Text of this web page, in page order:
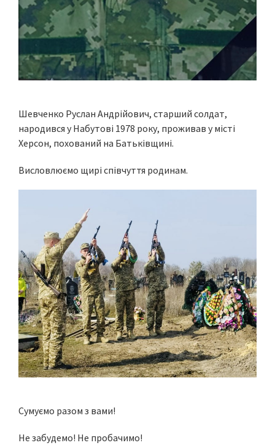
Шевченко Руслан Андрійович, старший солдат,
народився у Набутові 1978 року, проживав у місті
Херсон, похований на Батьківщині.
Висловлюємо щирі співчуття родинам.
Сумуємо разом з вами!
Не забудемо! Не пробачимо!